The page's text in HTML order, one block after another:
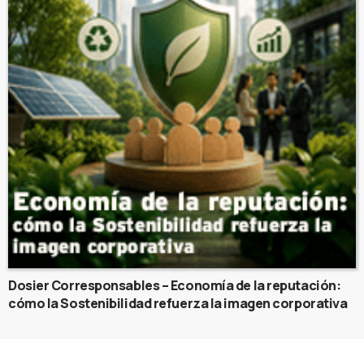
Dosier Corresponsables – Economía de la reputación:
cómo la Sostenibilidad refuerza la imagen corporativa